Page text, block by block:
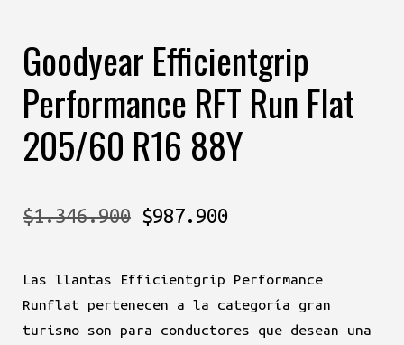
Goodyear Efficientgrip
Performance RFT Run Flat
205/60 R16 88Y
$1.346.900 El
original
era:
$987.900El
actual
es:
Las llantas Efficientgrip Performance
Runflat pertenecen a la categoría gran
turismo son para conductores que desean una